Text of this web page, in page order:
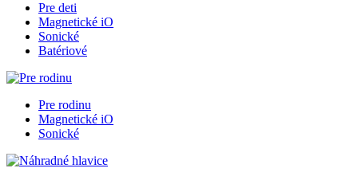
Pre deti
Magnetické iO
Sonické
Batériové
Pre rodinu
Magnetické iO
Sonické